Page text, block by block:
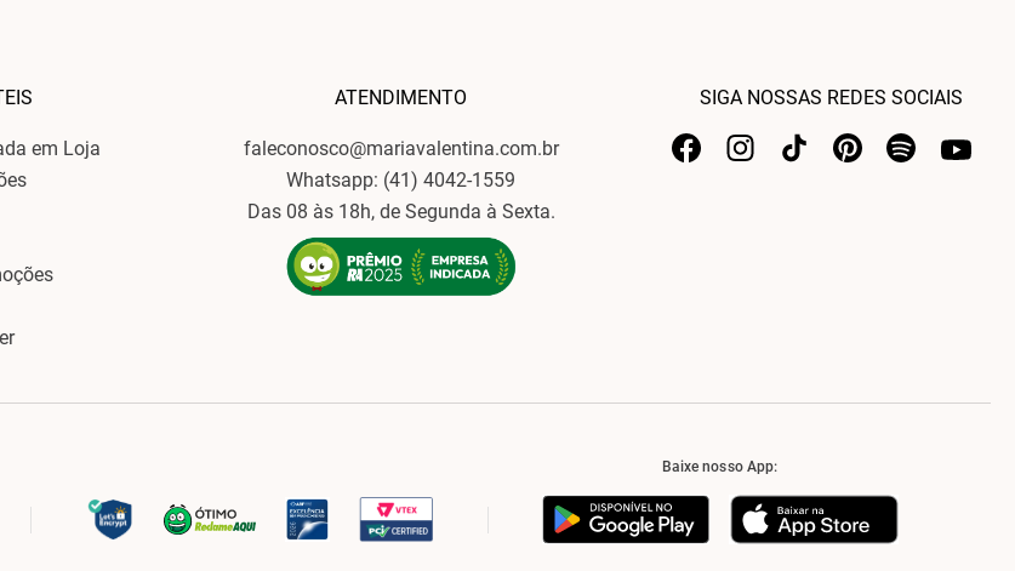
em Loja
ATENDIMENTO
faleconosco@mariavalentina.com.br
Whatsapp: (41) 4042-1559
Das 08 às 18h, de Segunda à Sexta.
SIGA NOSSAS REDES SOCIAIS
Baixe nosso App: